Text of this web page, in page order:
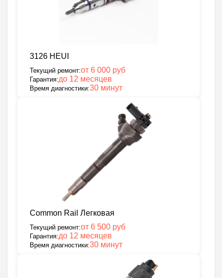
3126 HEUI
Текущий ремонт:от 6 000 руб
Гарантия:до 12 месяцев
Время диагностики:30 минут
Common Rail Легковая
Текущий ремонт:от 6 500 руб
Гарантия:до 12 месяцев
Время диагностики:30 минут